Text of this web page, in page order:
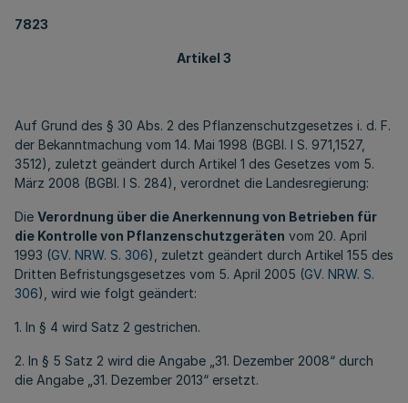
7823
Artikel 3
Auf Grund des § 30 Abs. 2 des Pflanzenschutzgesetzes i. d. F.
der Bekanntmachung vom 14. Mai 1998 (BGBl. I S. 971,1527,
3512), zuletzt geändert durch Artikel 1 des Gesetzes vom 5.
März 2008 (BGBl. I S. 284), verordnet die Landesregierung:
Die Verordnung über die Anerkennung von Betrieben für
die Kontrolle von Pflanzenschutzgeräten vom 20. April
1993 (GV. NRW. S. 306), zuletzt geändert durch Artikel 155 des
Dritten Befristungsgesetzes vom 5. April 2005 (GV. NRW. S.
306), wird wie folgt geändert:
1. In § 4 wird Satz 2 gestrichen.
2. In § 5 Satz 2 wird die Angabe „31. Dezember 2008“ durch
die Angabe „31. Dezember 2013“ ersetzt.